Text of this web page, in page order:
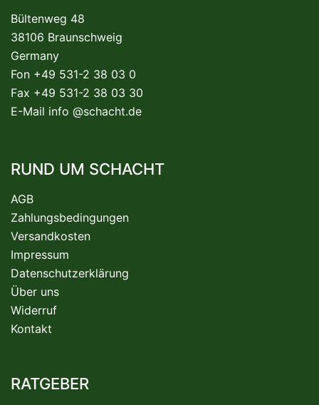
Bültenweg 48
38106 Braunschweig
Germany
Fon +49 531-2 38 03 0
Fax +49 531-2 38 03 30
E-Mail info @schacht.de
RUND UM SCHACHT
AGB
Zahlungsbedingungen
Versandkosten
Impressum
Datenschutzerklärung
Über uns
Widerruf
Kontakt
RATGEBER